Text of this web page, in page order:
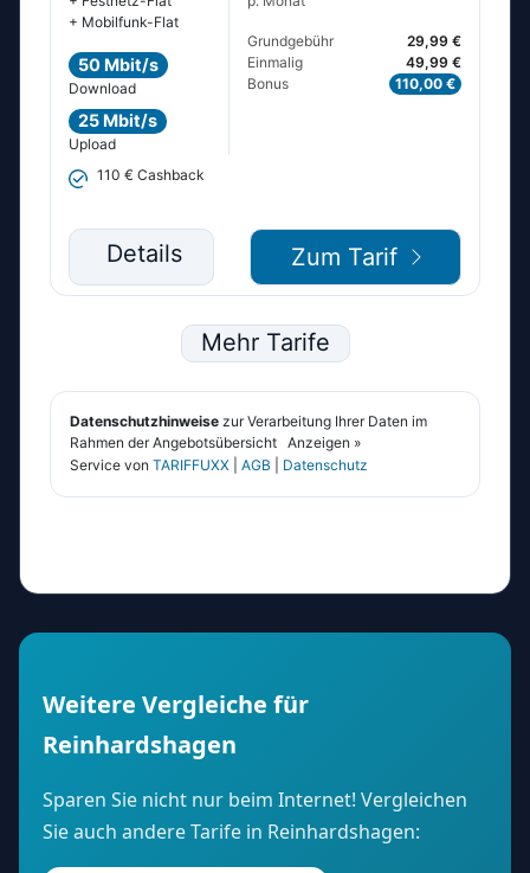
Weitere Vergleiche für
Reinhardshagen
Sparen Sie nicht nur beim Internet! Vergleichen
Sie auch andere Tarife in Reinhardshagen: